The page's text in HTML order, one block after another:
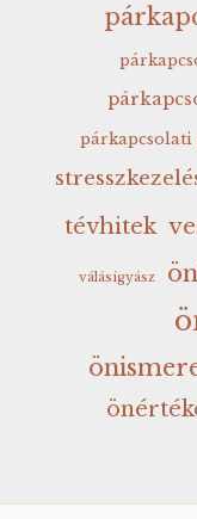
tévhitek
válásigyász